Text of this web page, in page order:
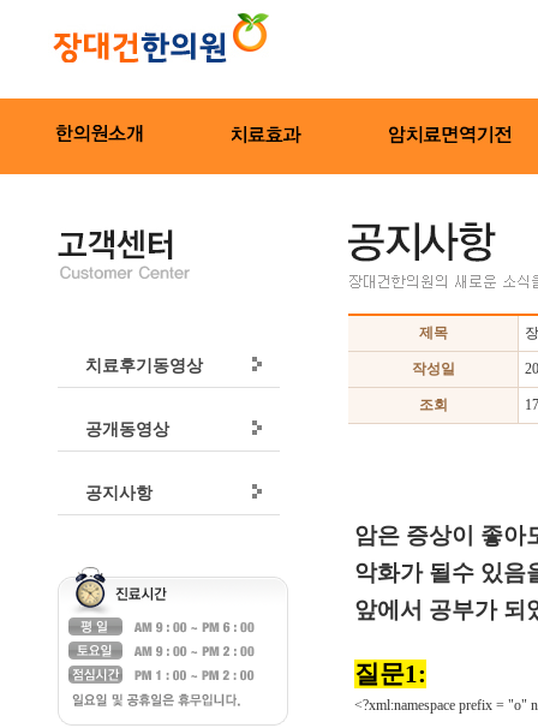
치료후기동영상
공개동영상
공지사항
제목
작성일
조회
암은 증상이 좋아
악화가 될수 있음
앞에서 공부가 되
질문1:
<?xml:namespace prefix = "o"